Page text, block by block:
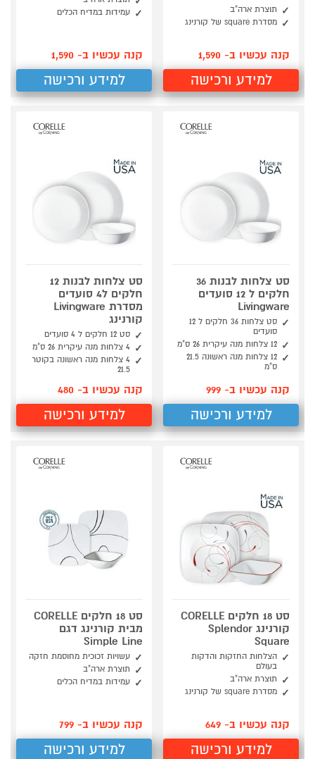
תוצרת ארה"ב
מסדרת square של קורנינג
קנה עכשיו ב- 1,590
למידע ורכישה
עמידות במדיח הכלים
קנה עכשיו ב- 1,590
למידע ורכישה
סט צלחות לבנות 36
חלקים ל 12 סועדים
Livingware
סט צלחות 36 חלקים ל 12
סועדים
12 צלחות מנה עיקרית 26 ס"מ
12 צלחות מנה ראשונה 21.5
ס"מ
קנה עכשיו ב- 999
למידע ורכישה
סט צלחות לבנות 12
חלקים ל4 סועדים
מסדרת Livingware
קורנינג
סט 12 חלקים ל 4 סועדים
4 צלחות מנה עיקרית 26 ס"מ
4 צלחות מנה ראשונה בקוטר
21.5
קנה עכשיו ב- 480
למידע ורכישה
סט 18 חלקים CORELLE
קורנינג Splendor
Square
הצלחות החזקות והדקות
בעולם
תוצרת ארה"ב
מסדרת square של קורנינג
קנה עכשיו ב- 649
למידע ורכישה
סט 18 חלקים CORELLE
מבית קורנינג דגם
Simple Line
עשויות זכוכית מחוסמת חזקה
תוצרת ארה"ב
עמידות במדיח הכלים
קנה עכשיו ב- 799
למידע ורכישה